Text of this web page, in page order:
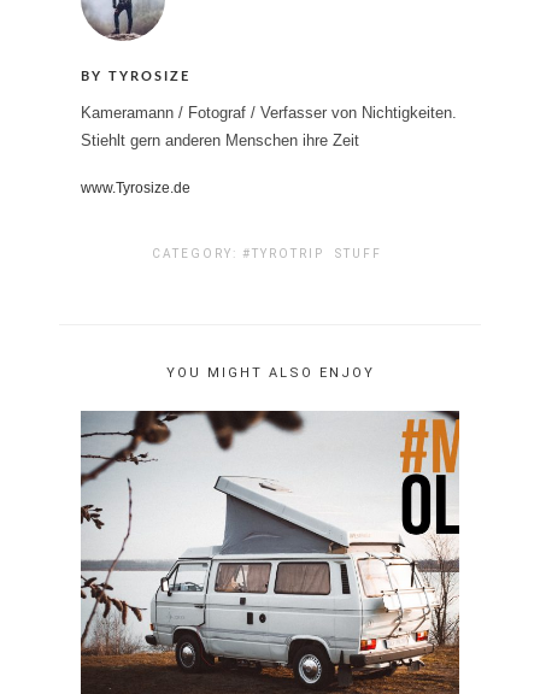
BY TYROSIZE
Kameramann / Fotograf / Verfasser von Nichtigkeiten.
Stiehlt gern anderen Menschen ihre Zeit
www.Tyrosize.de
CATEGORY: #TYROTRIP STUFF
YOU MIGHT ALSO ENJOY